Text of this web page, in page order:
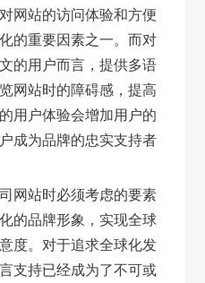
网站的访问体验和方便
的重要因素之一。而对
的用户而言，提供多语
网站时的障碍感，提高
用户体验会增加用户的
成为品牌的忠实支持者
网站时必须考虑的要素
的品牌形象，实现全球
度。对于追求全球化发
支持已经成为了不可或